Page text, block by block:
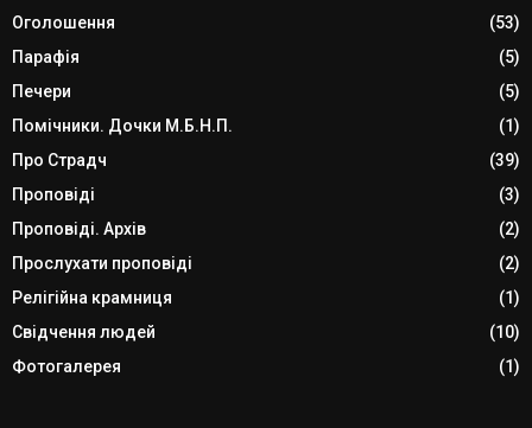
Оголошення
(53)
Парафія
(5)
Печери
(5)
Помічники. Дочки М.Б.Н.П.
(1)
Про Страдч
(39)
Проповіді
(3)
Проповіді. Архів
(2)
Прослухати проповіді
(2)
Релігійна крамниця
(1)
Свідчення людей
(10)
Фотогалерея
(1)